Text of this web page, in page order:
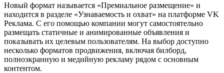
Новый формат называется «Премиальное размещение» и
находится в разделе «Узнаваемость и охват» на платформе VK
Реклама. С его помощью компании могут самостоятельно
размещать статичные и анимированные объявления и
показывать их целевым пользователям. На выбор доступно
несколько форматов продвижения, включая билборд,
полноэкранную и медийную рекламу рядом с основным
контентом.